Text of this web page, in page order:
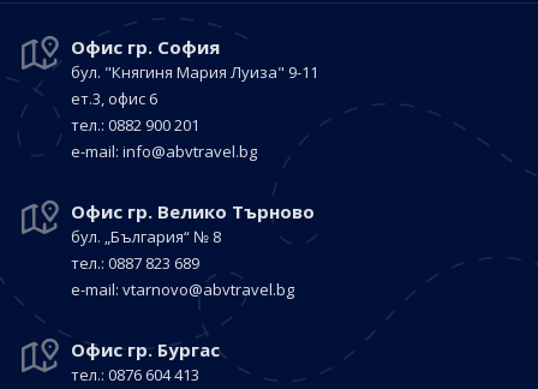
Офис гр. София
бул. "Княгиня Мария Луиза" 9-11
ет.3, офис 6
тел.: 0882 900 201
е-mail: info@abvtravel.bg
Офис гр. Велико Търново
бул. „България“ № 8
тел.: 0887 823 689
е-mail: vtarnovo@abvtravel.bg
Офис гр. Бургас
тел.: 0876 604 413